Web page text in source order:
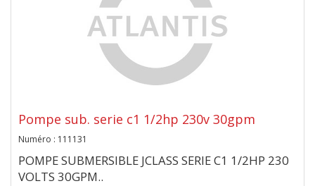
Pompe sub. serie c1 1/2hp 230v 30gpm
Numéro : 111131
POMPE SUBMERSIBLE JCLASS SERIE C1 1/2HP 230
VOLTS 30GPM..